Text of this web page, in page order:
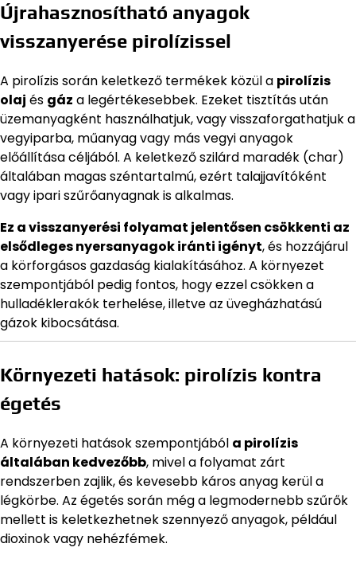
Újrahasznosítható anyagok
visszanyerése pirolízissel
A pirolízis során keletkező termékek közül a pirolízis
olaj és gáz a legértékesebbek. Ezeket tisztítás után
üzemanyagként használhatjuk, vagy visszaforgathatjuk a
vegyiparba, műanyag vagy más vegyi anyagok
előállítása céljából. A keletkező szilárd maradék (char)
általában magas széntartalmú, ezért talajjavítóként
vagy ipari szűrőanyagnak is alkalmas.
Ez a visszanyerési folyamat jelentősen csökkenti az
elsődleges nyersanyagok iránti igényt, és hozzájárul
a körforgásos gazdaság kialakításához. A környezet
szempontjából pedig fontos, hogy ezzel csökken a
hulladéklerakók terhelése, illetve az üvegházhatású
gázok kibocsátása.
Környezeti hatások: pirolízis kontra
égetés
A környezeti hatások szempontjából a pirolízis
általában kedvezőbb, mivel a folyamat zárt
rendszerben zajlik, és kevesebb káros anyag kerül a
légkörbe. Az égetés során még a legmodernebb szűrők
mellett is keletkezhetnek szennyező anyagok, például
dioxinok vagy nehézfémek.